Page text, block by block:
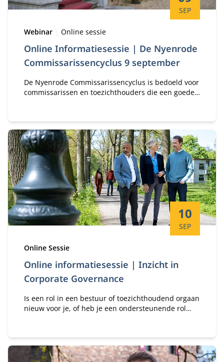
Online Informatiesessie | De Nyenrode
Commissarissencyclus 9 september
SEP
Type:
Webinar Locatie:
Online sessie
De Nyenrode Commissarissencyclus is bedoeld voor
commissarissen en toezichthouders die een goede
Online informatiesessie | Inzicht in
Corporate Governance
Startdatum:
10
SEP
Type:
Online Sessie
Is een rol in een bestuur of toezichthoudend orgaan
nieuw voor je, of heb je een ondersteunende rol
corporate governance in een wereld van transitie!